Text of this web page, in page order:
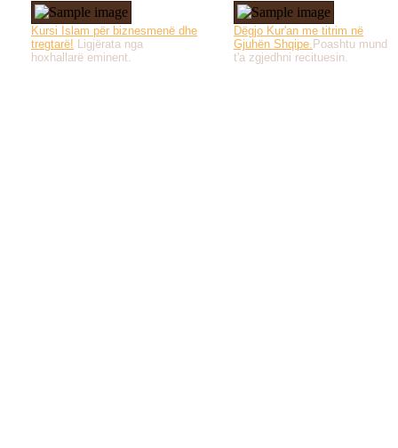
Kursi Islam për biznesmenë dhe
tregtarë! Ligjërata nga
hoxhallarë eminent.
Dëgjo Kur'an me titrim në
Gjuhën Shqipe. Poashtu mund
t'a zgjedhni recituesin.